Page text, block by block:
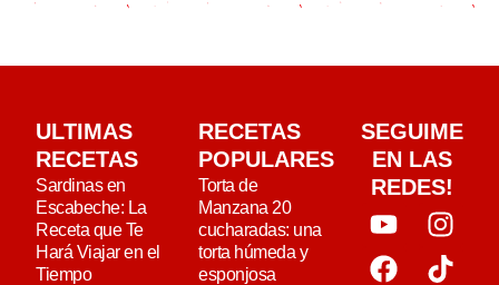
ULTIMAS
RECETAS
Sardinas en
Escabeche: La
Receta que Te
Hará Viajar en el
Tiempo
RECETAS
POPULARES
Torta de
Manzana 20
cucharadas: una
torta húmeda y
esponjosa
SEGUIME
EN LAS
REDES!